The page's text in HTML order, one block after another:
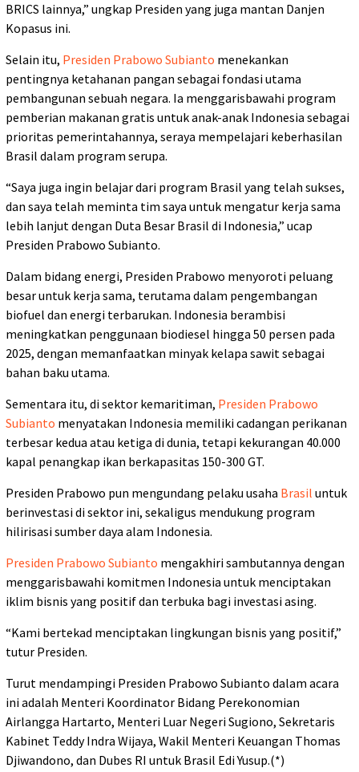
BRICS lainnya,” ungkap Presiden yang juga mantan Danjen
Kopasus ini.
Selain itu, Presiden Prabowo Subianto menekankan
pentingnya ketahanan pangan sebagai fondasi utama
pembangunan sebuah negara. Ia menggarisbawahi program
pemberian makanan gratis untuk anak-anak Indonesia sebagai
prioritas pemerintahannya, seraya mempelajari keberhasilan
Brasil dalam program serupa.
“Saya juga ingin belajar dari program Brasil yang telah sukses,
dan saya telah meminta tim saya untuk mengatur kerja sama
lebih lanjut dengan Duta Besar Brasil di Indonesia,” ucap
Presiden Prabowo Subianto.
Dalam bidang energi, Presiden Prabowo menyoroti peluang
besar untuk kerja sama, terutama dalam pengembangan
biofuel dan energi terbarukan. Indonesia berambisi
meningkatkan penggunaan biodiesel hingga 50 persen pada
2025, dengan memanfaatkan minyak kelapa sawit sebagai
bahan baku utama.
Sementara itu, di sektor kemaritiman, Presiden Prabowo
Subianto menyatakan Indonesia memiliki cadangan perikanan
terbesar kedua atau ketiga di dunia, tetapi kekurangan 40.000
kapal penangkap ikan berkapasitas 150-300 GT.
Presiden Prabowo pun mengundang pelaku usaha Brasil untuk
berinvestasi di sektor ini, sekaligus mendukung program
hilirisasi sumber daya alam Indonesia.
Presiden Prabowo Subianto mengakhiri sambutannya dengan
menggarisbawahi komitmen Indonesia untuk menciptakan
iklim bisnis yang positif dan terbuka bagi investasi asing.
“Kami bertekad menciptakan lingkungan bisnis yang positif,”
tutur Presiden.
Turut mendampingi Presiden Prabowo Subianto dalam acara
ini adalah Menteri Koordinator Bidang Perekonomian
Airlangga Hartarto, Menteri Luar Negeri Sugiono, Sekretaris
Kabinet Teddy Indra Wijaya, Wakil Menteri Keuangan Thomas
Djiwandono, dan Dubes RI untuk Brasil Edi Yusup.(*)